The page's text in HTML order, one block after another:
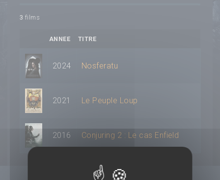
3 films
ANNEE TITRE
2024 Nosferatu
2021 Le Peuple Loup
2016 Conjuring 2 : Le cas Enfield